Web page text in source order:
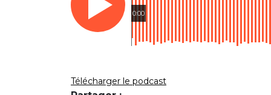
0:00
Télécharger le podcast